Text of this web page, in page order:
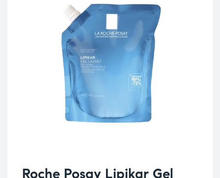
Roche Posay Lipikar Gel